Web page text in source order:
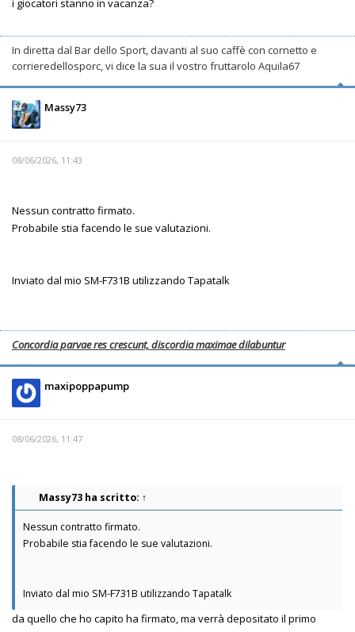
i giocatori stanno in vacanza?
In diretta dal Bar dello Sport, davanti al suo caffè con cornetto e
corrieredellosporc, vi dice la sua il vostro fruttarolo Aquila67
Massy73
08/06/2026, 11:43
Nessun contratto firmato.
Probabile stia facendo le sue valutazioni.
Inviato dal mio SM-F731B utilizzando Tapatalk
Concordia parvae res crescunt, discordia maximae dilabuntur
maxipoppapump
08/06/2026, 11:47
Massy73 ha scritto: ↑
Nessun contratto firmato.
Probabile stia facendo le sue valutazioni.
Inviato dal mio SM-F731B utilizzando Tapatalk
da quello che ho capito ha firmato, ma verrà depositato il primo